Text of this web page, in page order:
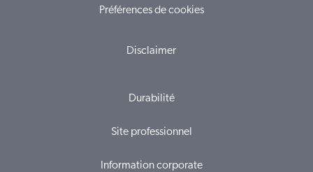
Préférences de cookies
Disclaimer
Durabilité
Site professionnel
Information corporate